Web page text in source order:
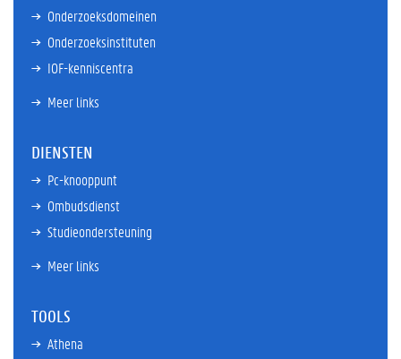
Onderzoeksdomeinen
Onderzoeksinstituten
IOF-kenniscentra
Meer links
DIENSTEN
Pc-knooppunt
Ombudsdienst
Studieondersteuning
Meer links
TOOLS
Athena